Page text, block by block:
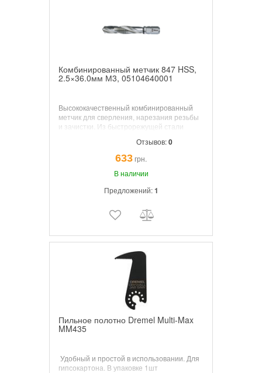
Комбинированный метчик 847 HSS,
2.5×36.0мм М3, 05104640001
Высококачественный комбинированный
метчик для сверления, нарезания резьбы
и зачистки. Из быстрорежущей стали
металла гарантирует большой срок
службы инструментов.
Отзывов:0
633грн.
В наличии
Предложений:1
Пильное полотно Dremel Multi-Max
MM435
Удобный и простой в использовании. Для
гипсокартона. В упаковке 1шт